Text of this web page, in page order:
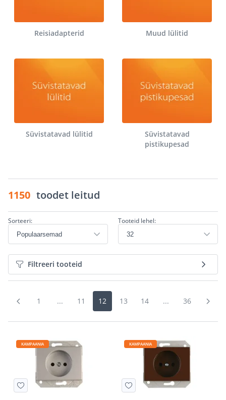
Reisiadapterid Muud lülitid
Süvistatavad lülitid
Süvistatavad
pistikupesad
1150 toodet leitud
Sorteeri: Tooteid lehel:
Filtreeri tooteid
1 ... 11 12 13 14 ... 36
KAMPAANIA KAMPAANIA